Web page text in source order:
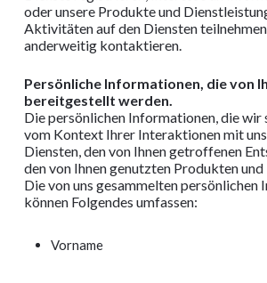
oder unsere Produkte und
Aktivitäten auf den Diensten
anderweitig kontaktieren.
Persönliche Informationen, die von
bereitgestellt werden.
Die persönlichen Informationen, die wir
vom Kontext Ihrer Interaktionen mit
Diensten, den von Ihnen getroffenen
den von Ihnen genutzten Produkten und
Die von uns gesammelten persönlichen
können Folgendes umfassen:
Vorname